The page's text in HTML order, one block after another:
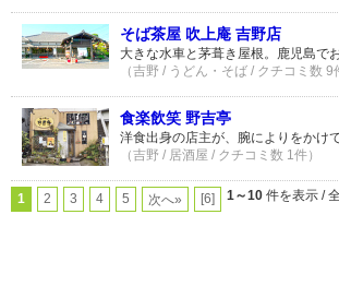
そば茶屋 吹上庵 吉野店
大きな水車と茅葺き屋根。鹿児島で
（吉野 / うどん・そば / クチコミ数 9
食楽飲笑 野吉亭
洋食出身の店主が、腕によりをかけ
（吉野 / 居酒屋 / クチコミ数 1件）
1 2 3 4 5 次へ» [6] 1～10 件を表示 /